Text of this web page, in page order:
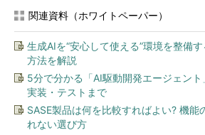
Gmailの設定画面から差出人のメールアドレスを追加
ィザードを起動する
これはPCのWebブラウザーで開いたGmailの設定画面
お、スマートフォンやタブレット用のGmailアプリか
下の設定はできない。
（1） これをクリックして表示されるメニューから
関連資料（ホワイトペーパー）
生成AIを“安心して使える”環境を整備
方法を解説
5分で分かる「AI駆動開発エージェント
実装・テストまで
SASE製品は何を比較すればよい? 機能
れない選び方